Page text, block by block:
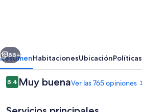
Metz
Technopole
Siguiente
88+
ResumenHabitacionesUbicaciónPolíticas
Opiniones
8.48.4 de 10,
Muy buenaVer las 765 opiniones